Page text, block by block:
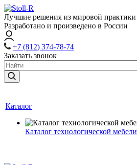
Лучшие решения из мировой практики
Разработано и произведено в России
+7 (812) 374-78-74
Заказать звонок
Каталог
Каталог технологической мебели